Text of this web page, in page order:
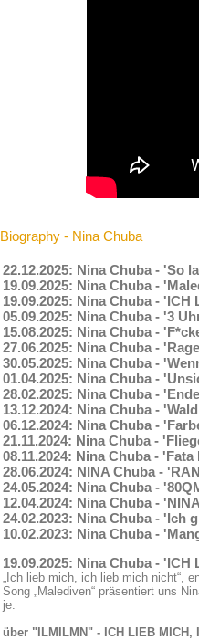
Biography - Nina Chuba
22.12.2025: Nina Chuba - 'So
19.09.2025: Nina Chuba -
19.09.2025: Nina Chuba -
05.09.2025: Nina Chuba - '3
15.08.2025: Nina Chuba -
27.06.2025: Nina Chuba -
30.05.2025: Nina Chuba -
01.04.2025: Nina Chuba -
28.02.2025: Nina Chuba -
13.12.2024: Nina Chuba -
06.12.2024: Nina Chuba -
21.11.2024: Nina Chuba -
08.11.2024: Nina Chuba -
28.06.2024: NINA Chuba -
24.05.2024: Nina Chuba -
12.04.2024: Nina Chuba -
24.02.2023: Nina Chuba -
10.02.2023: Nina Chuba -
19.09.2025: Nina Chuba -
„Ich lieb mich, ich lieb mich nicht“,
Song „Malediven“ präsentiert uns
je.
über "ILMILMN" - ICH LIEB MICH,